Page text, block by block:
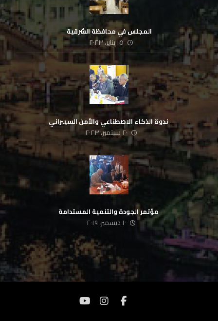
المجلس في محافظة الشرقية
١٥ يناير، ٢٠٢٣
‏ ندوة الذكاء الاصطناعي والأمن السيبراني
٢٠ سبتمبر، ٢٠٢٣
‏ مؤتمر الجودة والتنمية المستدامة
١٠ ديسمبر، ٢٠١٩